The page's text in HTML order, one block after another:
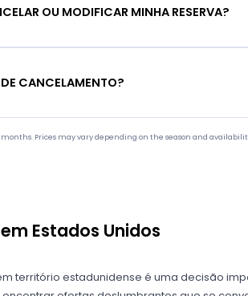
OU MODIFICAR MINHA RESERVA?
CANCELAMENTO?
months. Prices may vary depending on the season and
Estados Unidos
território estadunidense é uma decisão